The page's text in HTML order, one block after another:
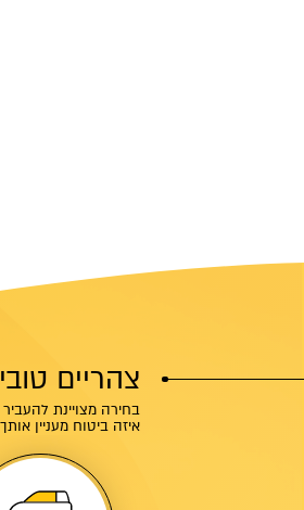
צהריים
בחירה מצויינת
איזה ביטוח מעניין